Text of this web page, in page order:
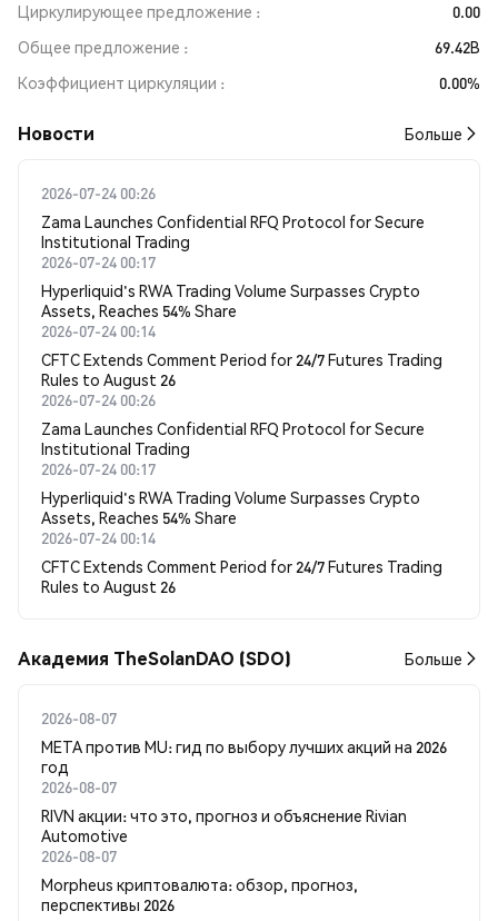
Циркулирующее предложение
0.00
Общее предложение
69.42B
Коэффициент циркуляции
0.00%
Новости Больше
2026-07-24 00:26
Zama Launches Confidential RFQ Protocol for Secure
Institutional Trading
2026-07-24 00:17
Hyperliquid's RWA Trading Volume Surpasses Crypto
Assets, Reaches 54% Share
2026-07-24 00:14
CFTC Extends Comment Period for 24/7 Futures Trading
Rules to August 26
2026-07-24 00:26
Zama Launches Confidential RFQ Protocol for Secure
Institutional Trading
2026-07-24 00:17
Hyperliquid's RWA Trading Volume Surpasses Crypto
Assets, Reaches 54% Share
2026-07-24 00:14
CFTC Extends Comment Period for 24/7 Futures Trading
Rules to August 26
Академия TheSolanDAO (SDO) Больше
2026-08-07
META против MU: гид по выбору лучших акций на 2026
год
2026-08-07
RIVN акции: что это, прогноз и объяснение Rivian
Automotive
2026-08-07
Morpheus криптовалюта: обзор, прогноз,
перспективы 2026